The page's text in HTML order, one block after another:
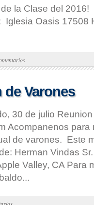
la Clase del
Iglesia Oasis 17508
Varones
30 de julio
Acompanenos para
de varones. Este
Herman Vindas
Valley, CA Para